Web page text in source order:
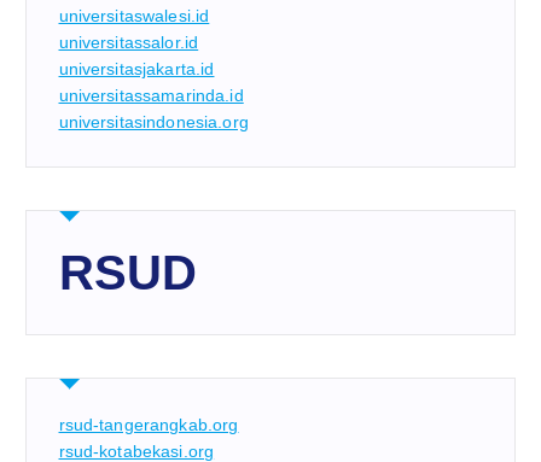
universitaswalesi.id
universitassalor.id
universitasjakarta.id
universitassamarinda.id
universitasindonesia.org
RSUD
rsud-tangerangkab.org
rsud-kotabekasi.org